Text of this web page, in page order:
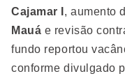
Cajamar I , aumento
Mauá e revisão
fundo reportou
conforme divulgado